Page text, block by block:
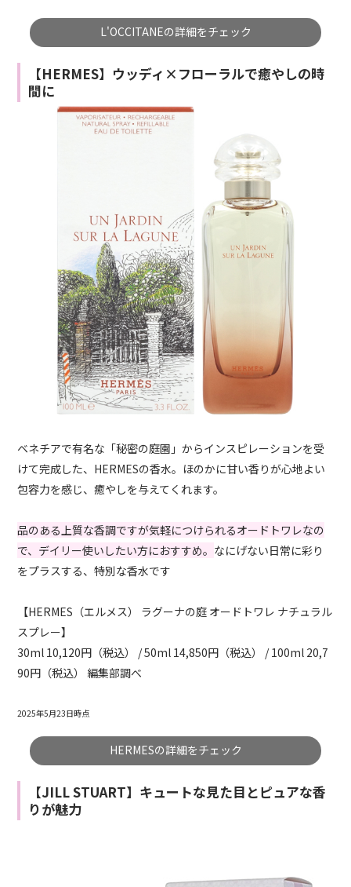
L'OCCITANEの詳細をチェック
【HERMES】ウッディ×フローラルで癒やしの時
間に
ベネチアで有名な「秘密の庭園」からインスピレーションを受
けて完成した、HERMESの香水。ほのかに甘い香りが心地よい
包容力を感じ、癒やしを与えてくれます。
品のある上質な香調ですが気軽につけられるオードトワレなの
で、デイリー使いしたい方におすすめ。 なにげない日常に彩り
をプラスする、特別な香水です
【HERMES（エルメス） ラグーナの庭 オードトワレ ナチュラル
スプレー】
30ml 10,120円（税込） / 50ml 14,850円（税込） / 100ml 20,7
90円（税込） 編集部調べ
2025年5月23日時点
HERMESの詳細をチェック
【JILL STUART】キュートな見た目とピュアな香
りが魅力